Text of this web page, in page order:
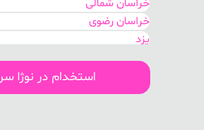
خراسان شمالی
خراسان رضوی
یزد
کرمان
کهگیلویه و بویر احمد
استخدام در نوژا